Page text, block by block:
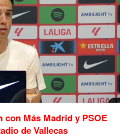
con Más Madrid y PSOE
de Vallecas